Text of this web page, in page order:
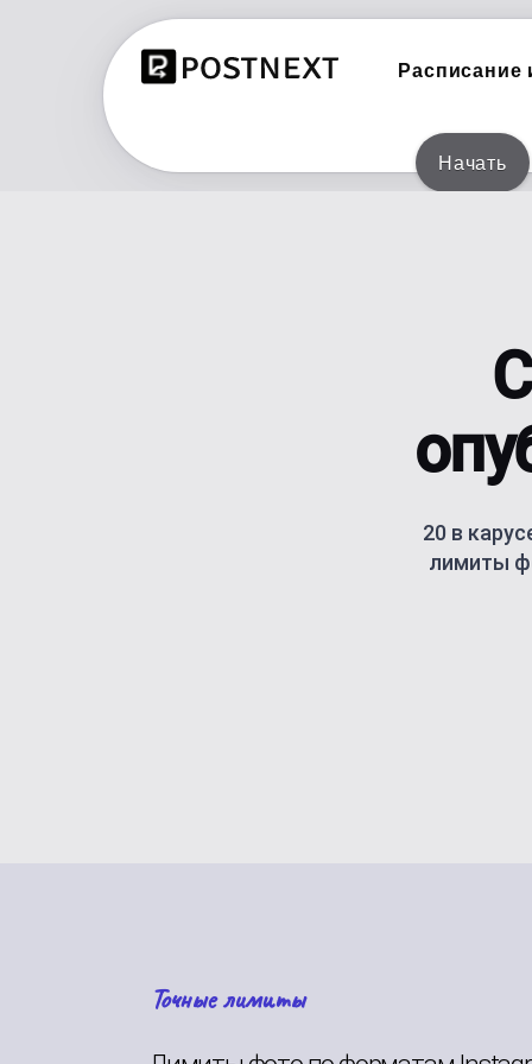
Расписание
Расписание и публикация в
Расписание и публикация в
Планируйте и публикуйте в
Начать
20 в
лимиты
Точные лимиты